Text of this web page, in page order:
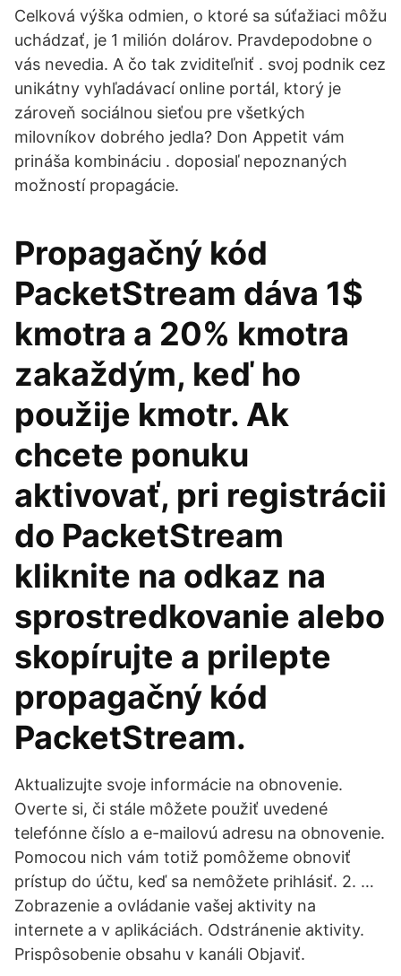
Celková výška odmien, o ktoré sa súťažiaci môžu
uchádzať, je 1 milión dolárov. Pravdepodobne o
vás nevedia. A čo tak zviditeľniť . svoj podnik cez
unikátny vyhľadávací online portál, ktorý je
zároveň sociálnou sieťou pre všetkých
milovníkov dobrého jedla? Don Appetit vám
prináša kombináciu . doposiaľ nepoznaných
možností propagácie.
Propagačný kód
PacketStream dáva 1$
kmotra a 20% kmotra
zakaždým, keď ho
použije kmotr. Ak
chcete ponuku
aktivovať, pri registrácii
do PacketStream
kliknite na odkaz na
sprostredkovanie alebo
skopírujte a prilepte
propagačný kód
PacketStream.
Aktualizujte svoje informácie na obnovenie.
Overte si, či stále môžete použiť uvedené
telefónne číslo a e-mailovú adresu na obnovenie.
Pomocou nich vám totiž pomôžeme obnoviť
prístup do účtu, keď sa nemôžete prihlásiť. 2. …
Zobrazenie a ovládanie vašej aktivity na
internete a v aplikáciách. Odstránenie aktivity.
Prispôsobenie obsahu v kanáli Objaviť.